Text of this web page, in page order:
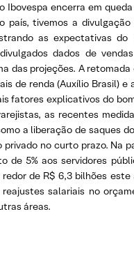
Ibovespa encerra em
país, tivemos a divulgação
as expectativas do
dados de
das projeções. A retomada
de renda (Auxílio Brasil) e
fatores explicativos do
as recentes
a liberação de saques
no curto prazo. Na
de 5% aos servidores
de R$ 6,3 bilhões este
salariais no
áreas.